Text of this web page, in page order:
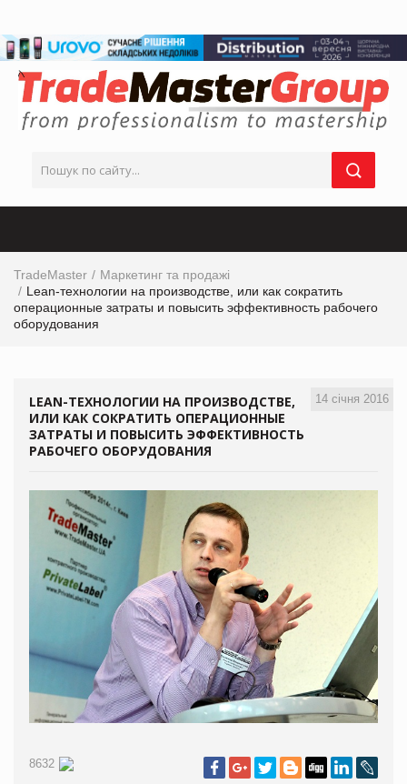
TradeMaster
Маркетинг та продажі
Lean-технологии на производстве, или как сократить
операционные затраты и повысить эффективность рабочего
оборудования
14 січня 2016
LEAN-ТЕХНОЛОГИИ НА ПРОИЗВОДСТВЕ,
ИЛИ КАК СОКРАТИТЬ ОПЕРАЦИОННЫЕ
ЗАТРАТЫ И ПОВЫСИТЬ ЭФФЕКТИВНОСТЬ
РАБОЧЕГО ОБОРУДОВАНИЯ
8632